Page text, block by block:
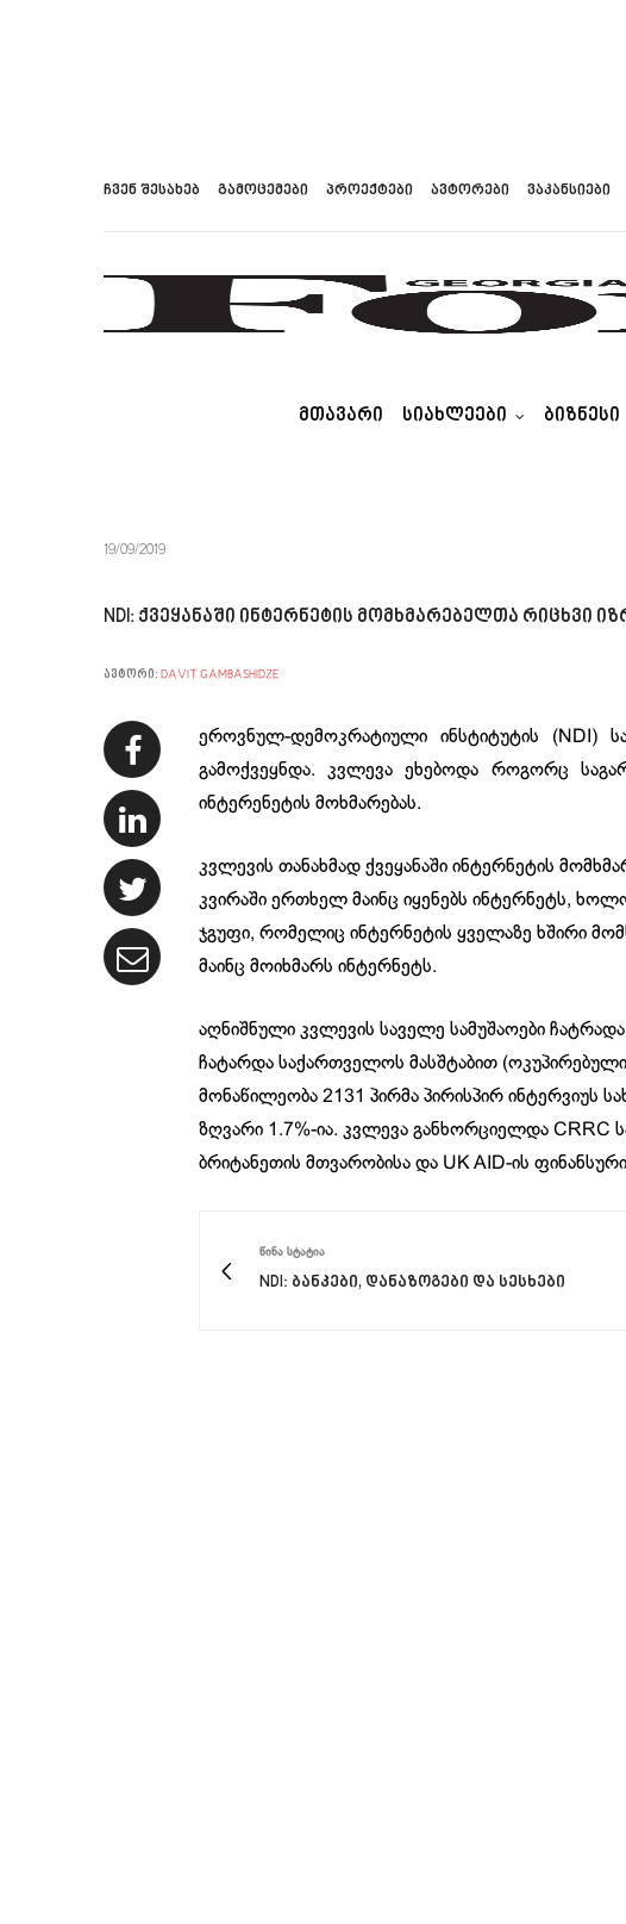
ჩვენ შესახებ გამოცემები პროექტები ავტორები ვაკანსიები
ᲛᲗᲐᲕᲐᲠᲘ ᲡᲘᲐᲮᲚᲔᲔᲑᲘ ᲑᲘᲖᲜᲔᲡᲘ
19/09/2019
NDI: ქვეყანაში ინტერნეტის მომხმარებელთა რიცხვი
ავტორი: DAVIT GAMBASHIDZE
ეროვნულ-დემოკრატიული ინსტიტუტის (NDI)
გამოქვეყნდა. კვლევა ეხებოდა როგორც
ინტერენეტის მოხმარებას.
კვლევის თანახმად ქვეყანაში ინტერნეტის
კვირაში ერთხელ მაინც იყენებს ინტერნეტს,
ჯგუფი, რომელიც ინტერნეტის ყველაზე ხშირი
მაინც მოიხმარს ინტერნეტს.
აღნიშნული კვლევის საველე სამუშაოები
ჩატარდა საქართველოს მასშტაბით
მონაწილეობა 2131 პირმა პირისპირ ინტერვიუს
ზღვარი 1.7%-ია. კვლევა განხორციელდა CRRC
ბრიტანეთის მთვარობისა და UK AID-ის
ᲬᲘᲜᲐ ᲡᲢᲐᲢᲘᲐ
NDI: ბანკები, დანაზოგები და სესხები